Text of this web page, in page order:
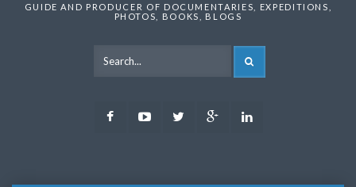
GUIDE AND PRODUCER OF DOCUMENTARIES, EXPEDITIONS,
PHOTOS, BOOKS, BLOGS
FacebookYoutubeTwitter Google